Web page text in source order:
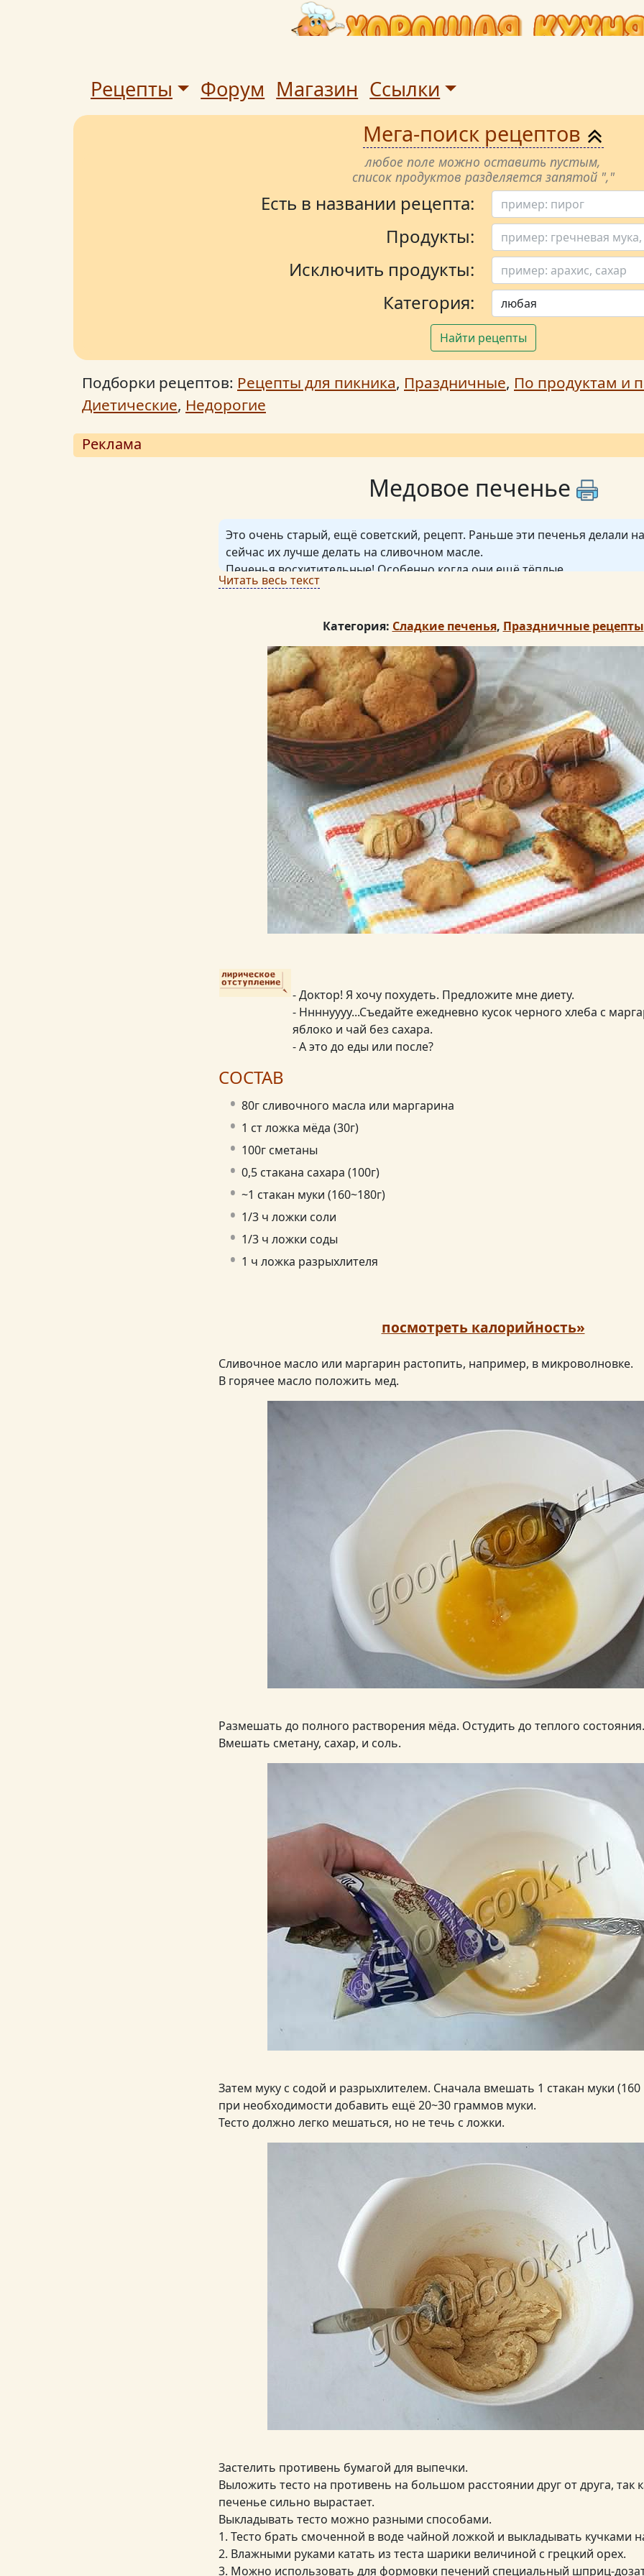
Рецепты Форум Магазин Ссылки
Мега-поиск рецептов
любое поле можно оставить пустым,
список продуктов разделяется запятой ","
Есть в названии рецепта:
Продукты:
Исключить продукты:
Категория:
Найти рецепты
Подборки рецептов: Рецепты для пикника, Праздничные, По продуктам и
Диетические, Недорогие
Реклама
Медовое печенье
Это очень старый, ещё советский, рецепт. Раньше эти печенья делали
сейчас их лучше делать на сливочном масле.
Печенья восхитительные! Особенно когда они ещё тёплые.
Мои балованные дети уже давно пресытились моей выпечкой. Но эти
Печенья пышные и мягкие. У них прекрасный аромат мёда и
важно - они долго не черствеют.
Читать весь текст
Категория: Сладкие печенья, Праздничные рецепты
- Доктор! Я хочу похудеть. Предложите мне диету.
- Ннннуууу...Съедайте ежедневно кусок черного хлеба с
яблоко и чай без сахара.
- А это до еды или после?
СОСТАВ
80г сливочного масла или маргарина
1 ст ложка мёда (30г)
100г сметаны
0,5 стакана сахара (100г)
~1 стакан муки (160~180г)
1/3 ч ложки соли
1/3 ч ложки соды
1 ч ложка разрыхлителя
посмотреть калорийность»
Сливочное масло или маргарин растопить, например, в микроволновке.
В горячее масло положить мед.
Размешать до полного растворения мёда. Остудить до теплого состояния.
Вмешать сметану, сахар, и соль.
Затем муку с содой и разрыхлителем. Сначала вмешать 1 стакан муки
при необходимости добавить ещё 20~30 граммов муки.
Тесто должно легко мешаться, но не течь с ложки.
Застелить противень бумагой для выпечки.
Выложить тесто на противень на большом расстоянии друг от друга, так
печенье сильно вырастает.
Выкладывать тесто можно разными способами.
1. Тесто брать смоченной в воде чайной ложкой и выкладывать кучками
2. Влажными руками катать из теста шарики величиной с грецкий орех.
3. Можно использовать для формовки печений специальный шприц-